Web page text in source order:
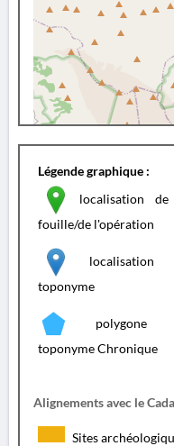
Légende graphique :
localisation
fouille/de l'opération
localisation
toponyme
polygone
toponyme Chronique
Alignements avec le
Sites